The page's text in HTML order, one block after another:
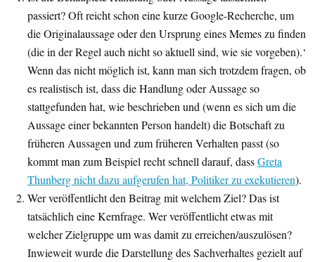
passiert? Oft reicht schon eine kurze Google-Recherche, um
die Originalaussage oder den Ursprung eines Memes zu finden
(die in der Regel auch nicht so aktuell sind, wie sie vorgeben).‘
Wenn das nicht möglich ist, kann man sich trotzdem fragen, ob
es realistisch ist, dass die Handlung oder Aussage so
stattgefunden hat, wie beschrieben und (wenn es sich um die
Aussage einer bekannten Person handelt) die Botschaft zu
früheren Aussagen und zum früheren Verhalten passt (so
kommt man zum Beispiel recht schnell darauf, dassGreta
Thunberg nicht dazu aufgerufen hat, Politiker zu exekutieren).
Wer veröffentlicht den Beitrag mit welchem Ziel? Das ist
tatsächlich eine Kernfrage. Wer veröffentlicht etwas mit
welcher Zielgruppe um was damit zu erreichen/auszulösen?
Inwieweit wurde die Darstellung des Sachverhaltes gezielt auf